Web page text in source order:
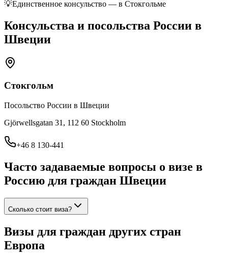
💡Единственное консульство — в Стокгольме
Консульства и посольства России в
Швеции
Стокгольм
Посольство России в Швеции
Gjörwellsgatan 31, 112 60 Stockholm
+46 8 130-441
Часто задаваемые вопросы о визе в
Россию для граждан Швеции
Сколько стоит виза?
Визы для граждан других стран
Европа